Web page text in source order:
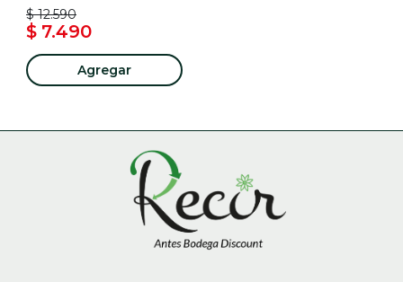
$ 12.590
$ 7.490
Agregar